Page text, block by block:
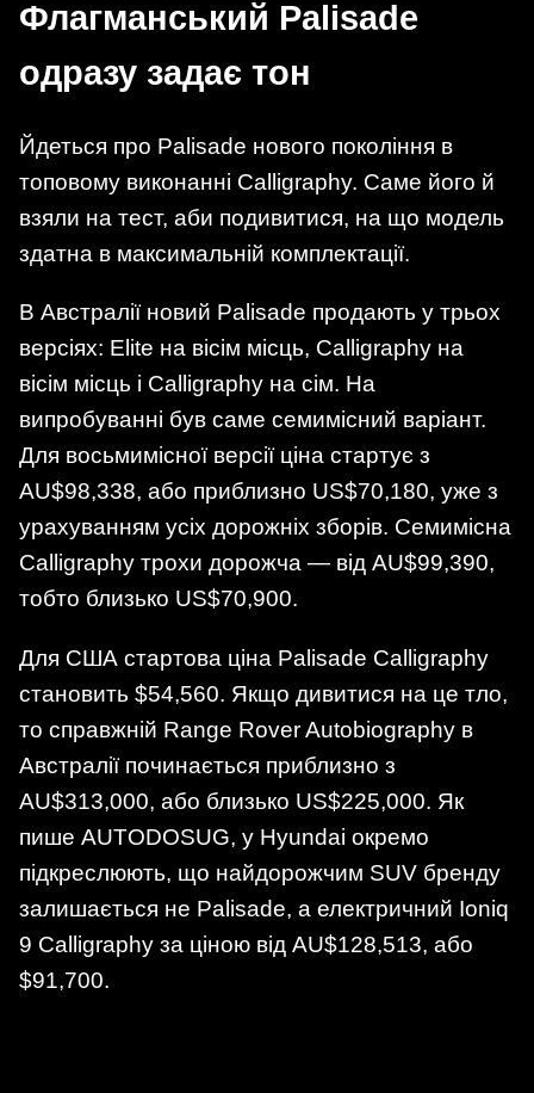
Флагманський Palisade
одразу задає тон
Йдеться про Palisade нового покоління в
топовому виконанні Calligraphy. Саме його й
взяли на тест, аби подивитися, на що модель
здатна в максимальній комплектації.
В Австралії новий Palisade продають у трьох
версіях: Elite на вісім місць, Calligraphy на
вісім місць і Calligraphy на сім. На
випробуванні був саме семимісний варіант.
Для восьмимісної версії ціна стартує з
AU$98,338, або приблизно US$70,180, уже з
урахуванням усіх дорожніх зборів. Семимісна
Calligraphy трохи дорожча — від AU$99,390,
тобто близько US$70,900.
Для США стартова ціна Palisade Calligraphy
становить $54,560. Якщо дивитися на це тло,
то справжній Range Rover Autobiography в
Австралії починається приблизно з
AU$313,000, або близько US$225,000. Як
пише AUTODOSUG, у Hyundai окремо
підкреслюють, що найдорожчим SUV бренду
залишається не Palisade, а електричний Ioniq
9 Calligraphy за ціною від AU$128,513, або
$91,700.